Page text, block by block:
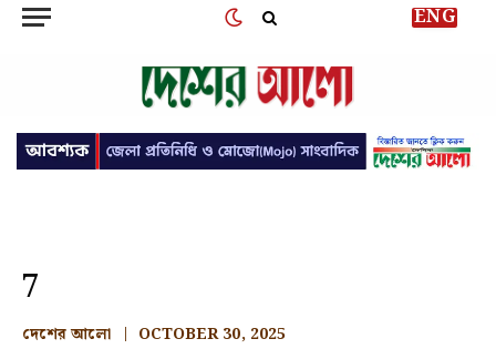
ENG
7
দেশের আলো OCTOBER 30, 2025